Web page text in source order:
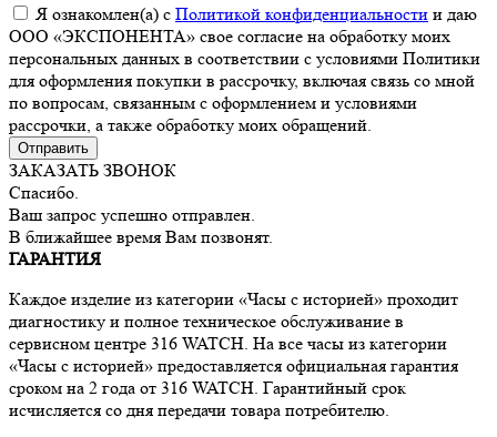
Я ознакомлен(а) с Политикой конфиденциальности и даю
ООО «ЭКСПОНЕНТА» свое согласие на обработку моих
персональных данных в соответствии с условиями Политики
для оформления покупки в рассрочку, включая связь со мной
по вопросам, связанным с оформлением и условиями
рассрочки, а также обработку моих обращений.
Отправить
ЗАКАЗАТЬ ЗВОНОК
Спасибо.
Ваш запрос успешно отправлен.
В ближайшее время Вам позвонят.
ГАРАНТИЯ
Каждое изделие из категории «Часы с историей» проходит
диагностику и полное техническое обслуживание в
сервисном центре 316 WATCH. На все часы из категории
«Часы с историей» предоставляется официальная гарантия
сроком на 2 года от 316 WATCH. Гарантийный срок
исчисляется со дня передачи товара потребителю.